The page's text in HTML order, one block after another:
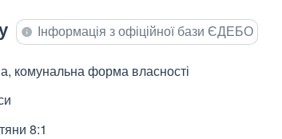
Інформація з офіційної бази ЄДЕБО
комунальна форма власності
8:1